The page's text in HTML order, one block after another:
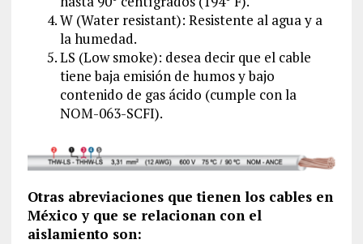
W (Water resistant): Resistente al agua y a
la humedad.
LS (Low smoke): desea decir que el cable
tiene baja emisión de humos y bajo
contenido de gas ácido (cumple con la
NOM-063-SCFI).
Otras abreviaciones que tienen los cables en
México y que se relacionan con el
aislamiento son: